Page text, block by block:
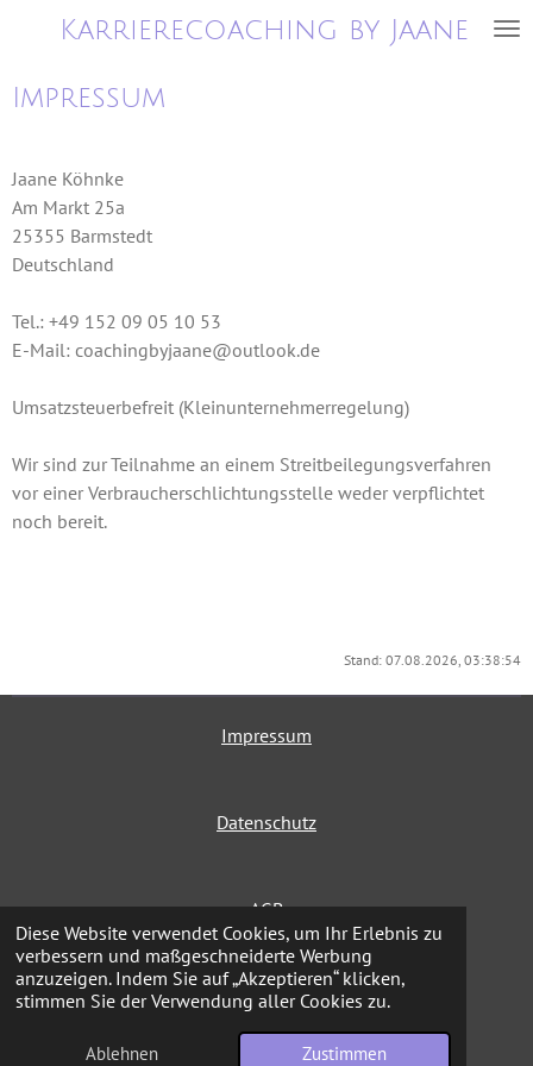
Diese Website verwendet Cookies, um Ihr Erlebnis zu
verbessern und maßgeschneiderte Werbung
anzuzeigen. Indem Sie auf „Akzeptieren“ klicken,
stimmen Sie der Verwendung aller Cookies zu.
Ablehnen Zustimmen
springen
Karrierecoaching by Jaane
Impressum
Jaane Köhnke
Am Markt 25a
25355 Barmstedt
Deutschland
Tel.: +49 152 09 05 10 53
E-Mail: coachingbyjaane@outlook.de
Umsatzsteuerbefreit (Kleinunternehmerregelung)
Wir sind zur Teilnahme an einem Streitbeilegungsverfahren
vor einer Verbraucherschlichtungsstelle weder verpflichtet
noch bereit.
Stand: 07.08.2026, 03:38:54
Impressum
Datenschutz
AGB
Widerrufsbelehrung
Mit Unterstützung von